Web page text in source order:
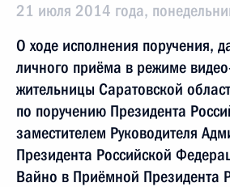
21 июля 2014 года,
О ходе исполнения поручения,
личного приёма в режиме
жительницы Саратовской
по поручению Президента
заместителем Руководителя
Президента Российской
Вайно в Приёмной Президента